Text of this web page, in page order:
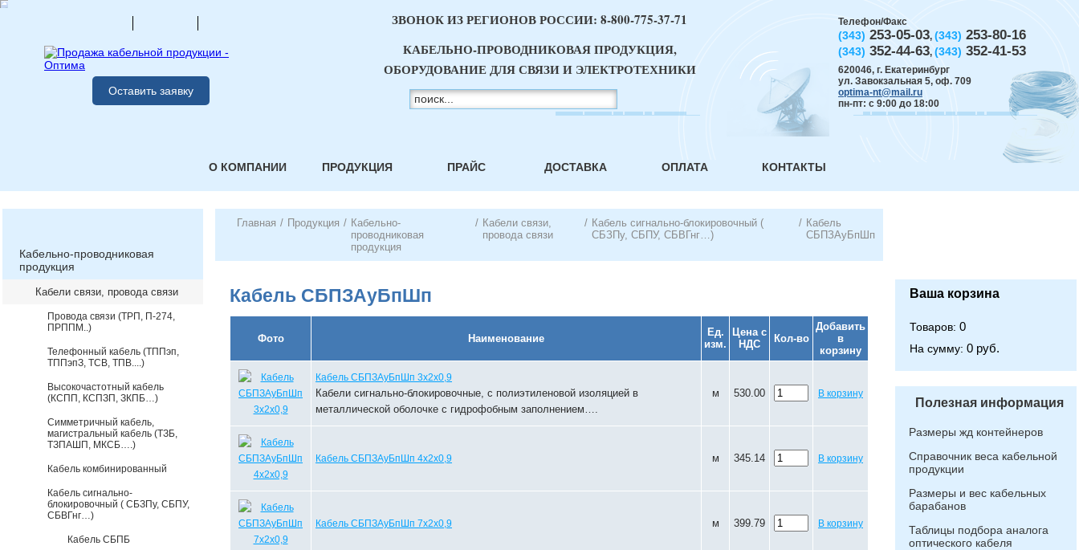
Оставить заявку
Телефон/Факс
(343) 253-05-03, (343) 253-80-16
(343) 352-44-63, (343) 352-41-53
620046, г. Екатеринбург
ул. Завокзальная 5, оф. 709
optima-nt@mail.ru
пн-пт: с 9:00 до 18:00
ЗВОНОК ИЗ РЕГИОНОВ РОССИИ: 8-800-775-37-71
КАБЕЛЬНО-ПРОВОДНИКОВАЯ ПРОДУКЦИЯ,
ОБОРУДОВАНИЕ ДЛЯ СВЯЗИ И ЭЛЕКТРОТЕХНИКИ
О КОМПАНИИ ПРОДУКЦИЯ ПРАЙС ДОСТАВКА ОПЛАТА КОНТАКТЫ
Кабельно-проводниковая
продукция
Кабели связи, провода связи
Провода связи (ТРП, П-274,
ПРППМ..)
Телефонный кабель (ТППэп,
ТППэпЗ, ТСВ, ТПВ....)
Высокочастотный кабель
(КСПП, КСПЗП, ЗКПБ…)
Симметричный кабель,
магистральный кабель (ТЗБ,
ТЗПАШП, МКСБ….)
Кабель комбинированный
Кабель сигнально-
блокировочный ( СБЗПу, СБПУ,
СБВГнг…)
Кабель СБПБ
Главная / Продукция / Кабельно-
проводниковая
продукция
/ Кабели связи,
провода связи
/ Кабель сигнально-блокировочный (
СБЗПу, СБПУ, СБВГнг…)
/ Кабель
СБПЗАуБпШп
Кабель СБПЗАуБпШп
Фото Наименование
Ед.
изм.
Цена с
НДС
Кол-во
Добавить
в
корзину
Кабель СБПЗАуБпШп 3х2х0,9
Кабели сигнально-блокировочные, с полиэтиленовой изоляцией в
металлической оболочке с гидрофобным заполнением….
м 530.00 В корзину
Кабель СБПЗАуБпШп 4х2х0,9 м 345.14 В корзину
Кабель СБПЗАуБпШп 7х2х0,9 м 399.79 В корзину
Ваша корзина
Товаров: 0
На сумму: 0 руб.
Полезная информация
Размеры жд контейнеров
Справочник веса кабельной
продукции
Размеры и вес кабельных
барабанов
Таблицы подбора аналога
оптического кабеля